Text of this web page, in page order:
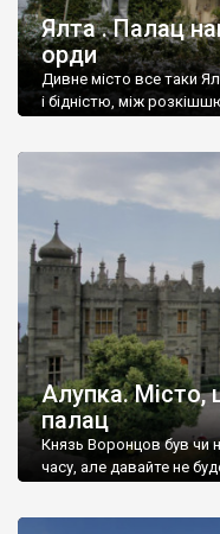
Ялта . Палац
орди
Дивне місто все таки
і бідністю, між
Алупка. Місто,
палац
Князь Воронцов був чи
часу, але давайте не